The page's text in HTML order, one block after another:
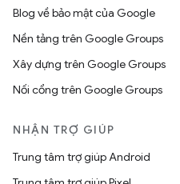
Blog về bảo mật của Google
Nền tảng trên Google Groups
Xây dựng trên Google Groups
Nối cổng trên Google Groups
NHẬN TRỢ GIÚP
Trung tâm trợ giúp Android